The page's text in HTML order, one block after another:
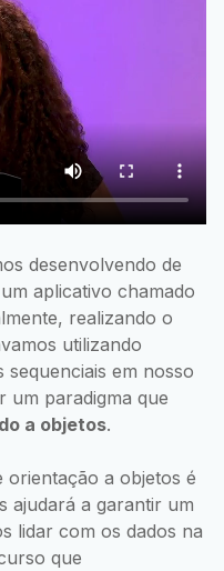
desenvolvendo de
aplicativo chamado
realizando o
utilizando
em nosso
um paradigma que
a objetos.
orientação a objetos é
ajudará a garantir um
lidar com os dados na
que